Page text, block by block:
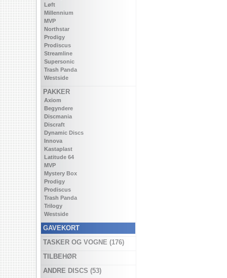
Løft
Millennium
MVP
Northstar
Prodigy
Prodiscus
Streamline
Supersonic
Trash Panda
Westside
PAKKER
Axiom
Begyndere
Discmania
Discraft
Dynamic Discs
Innova
Kastaplast
Latitude 64
MVP
Mystery Box
Prodigy
Prodiscus
Trash Panda
Trilogy
Westside
GAVEKORT
TASKER OG VOGNE (176)
TILBEHØR
ANDRE DISCS (53)